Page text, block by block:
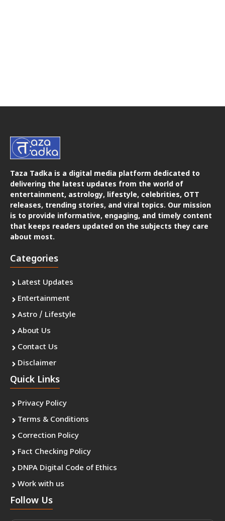
Taza Tadka is a digital media platform dedicated to
delivering the latest updates from the world of
entertainment, astrology, lifestyle, celebrities, OTT
releases, trending stories, and viral topics. Our mission
is to provide informative, engaging, and timely content
that keeps readers updated on the subjects they care
about most.
Categories
Latest Updates
Entertainment
Astro / Lifestyle
About Us
Contact Us
Disclaimer
Quick Links
Privacy Policy
Terms & Conditions
Correction Policy
Fact Checking Policy
DNPA Digital Code of Ethics
Work with us
Follow Us